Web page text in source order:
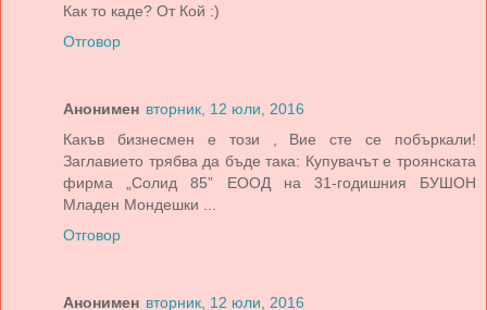
Как то каде? От Кой :)
Отговор
Анонимен вторник, 12 юли, 2016
Какъв бизнесмен е този , Вие сте се побъркали!
Заглавието трябва да бъде така: Купувачът е троянската
фирма „Солид 85” ЕООД на 31-годишния БУШОН
Младен Мондешки ...
Отговор
Анонимен вторник, 12 юли, 2016